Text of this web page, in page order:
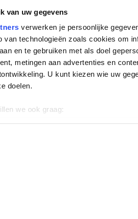
van uw gegevens
verwerken je persoonlijke
van technologieën zoals cookies om
en te gebruiken met als doel
metingen aan advertenties en
U kunt kiezen wie uw
doelen.
we ook graag:
door het actief te scannen op
persoonlijke gegevens worden
mee.